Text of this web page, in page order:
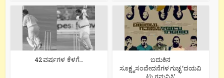
42 ವರ್ಷಗಳ ಕೆಳಗೆ…
ಬದುಕಿನ
ಸೂಕ್ಷ್ಮ ಸಂವೇದನೆಗಳ ಗುಚ್ಛ ‘ದಯವಿ